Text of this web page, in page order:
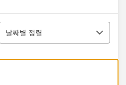
렬
날짜별 정렬